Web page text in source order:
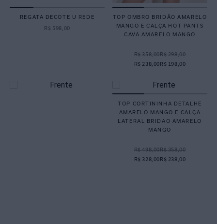
REGATA DECOTE U REDE
R$ 598 00
TOP OMBRO BRIDÃO AMARELO
MANGO E CALÇA HOT PANTS
CAVA AMARELO MANGO
R$ 358,00
R$ 238,00
R$ 298,00
R$ 198,00
TOP CORTININHA DETALHE
AMARELO MANGO E CALÇA
LATERAL BRIDAO AMARELO
MANGO
R$ 498,00
R$ 328,00
R$ 358,00
R$ 238,00